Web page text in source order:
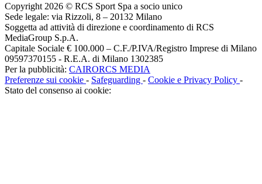
Copyright 2026 © RCS Sport Spa a socio unico
Sede legale: via Rizzoli, 8 – 20132 Milano
Soggetta ad attività di direzione e coordinamento di RCS
MediaGroup S.p.A.
Capitale Sociale € 100.000 – C.F./P.IVA/Registro Imprese di Milano
09597370155 - R.E.A. di Milano 1302385
Per la pubblicità: CAIRORCS MEDIA
Preferenze sui cookie - Safeguarding - Cookie e Privacy Policy -
Stato del consenso ai cookie: